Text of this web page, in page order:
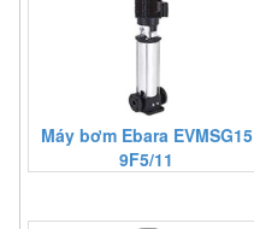
Máy bơm Ebara EVMSG15
9F5/11